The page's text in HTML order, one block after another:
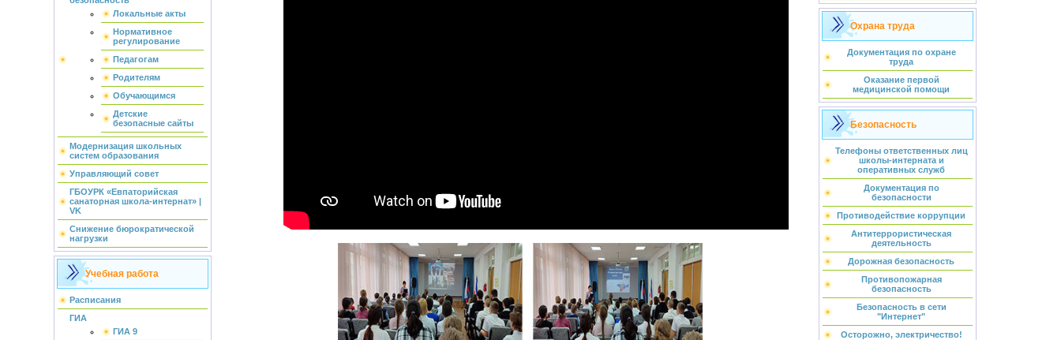
Локальные акты
Нормативное
регулирование
Педагогам
Родителям
Обучающимся
Детские
безопасные сайты
Модернизация школьных
систем образования
Управляющий совет
ГБОУРК «Евпаторийская
санаторная школа-интернат» |
VK
Снижение бюрократической
нагрузки
Учебная работа
Расписания
ГИА
ГИА 9
Охрана труда
Документация по охране
труда
Оказание первой
медицинской помощи
Безопасность
Телефоны ответственных лиц
школы-интерната и
оперативных служб
Документация по
безопасности
Противодействие коррупции
Антитеррористическая
деятельность
Дорожная безопасность
Противопожарная
безопасность
Безопасность в сети
"Интернет"
Осторожно, электричество!